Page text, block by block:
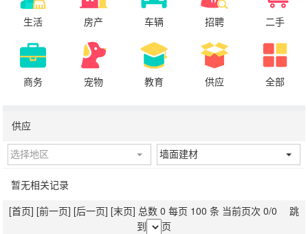
生活 房产 车辆 招聘 二手
商务 宠物 教育 供应 全部
供应
选择地区 墙面建材
暂无相关记录
[首页] [前一页] [后一页] [末页] 总数 0 每页 100 条 当前页次 0/0 跳
到
页